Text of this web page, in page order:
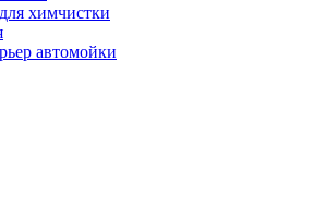
химчистки
автомойки